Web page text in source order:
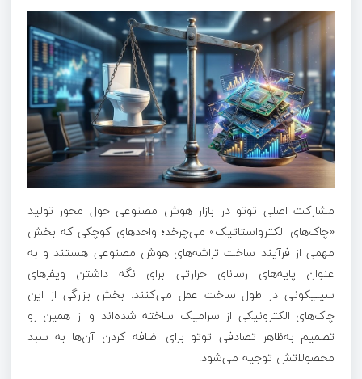
مشارکت اصلی توتو در بازار هوش مصنوعی حول محور تولید
«چاک‌های الکترواستاتیک» می‌چرخد؛ واحدهای کوچکی که بخش
مهمی از فرآیند ساخت تراشه‌های هوش مصنوعی هستند و به
عنوان پایه‌های رسانای حرارتی برای نگه داشتن ویفرهای
سیلیکونی در طول ساخت عمل می‌کنند. بخش بزرگی از این
چاک‌های الکترونیکی از سرامیک ساخته شده‌اند و از همین رو
تصمیم به‌ظاهر تصادفی توتو برای اضافه کردن آن‌ها به سبد
محصولاتش توجیه می‌شود.